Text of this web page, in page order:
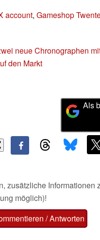
account, Gameshop
neue Chronographen
den Markt
Als
zusätzliche
möglich)!
/ Antworten